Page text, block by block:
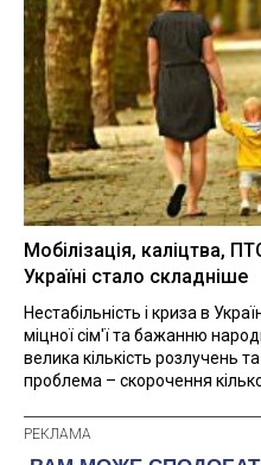
Мобілізація, каліцтва,
Україні стало складніше
Нестабільність і криза в
міцної сім'ї та бажанню
велика кількість розлучень
проблема – скорочення